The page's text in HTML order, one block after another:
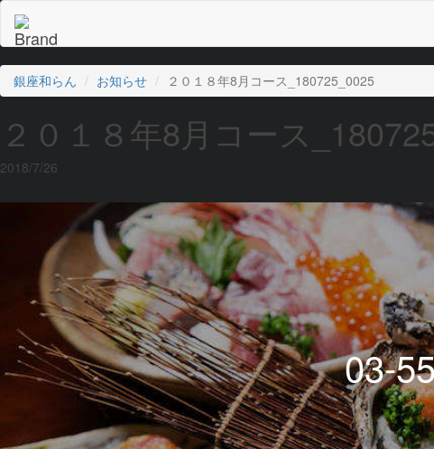
銀座和らん お知らせ ２０１８年8月コース_180725_0025
２０１８年8月コース
2018/7/26
03-